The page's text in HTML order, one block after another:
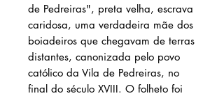
de Pedreiras", preta velha, escrava
caridosa, uma verdadeira mãe dos
boiadeiros que chegavam de terras
distantes, canonizada pelo povo
católico da Vila de Pedreiras, no
final do século XVIII. O folheto foi